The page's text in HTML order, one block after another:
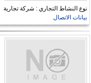
نوع النشاط التجاري : شركة تجارية
بيانات الاتصال